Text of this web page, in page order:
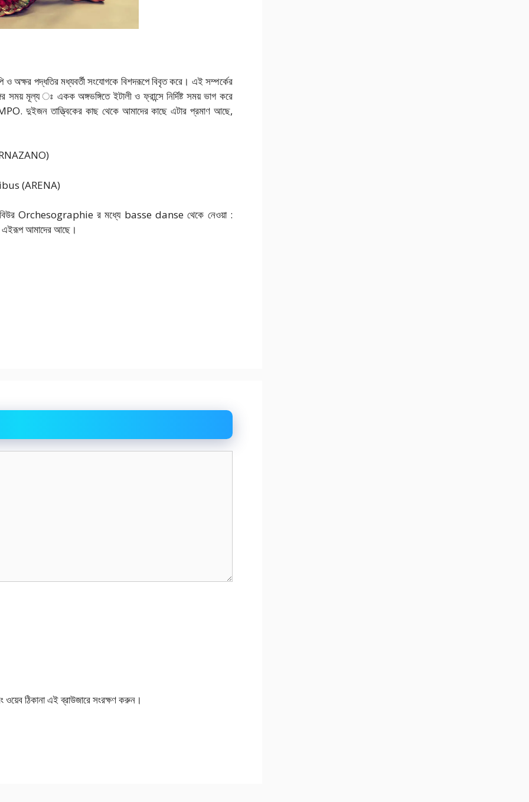
ও অক্ষর পদ্ধতির মধ্যবর্তী সংযোগকে বিশদরূপে বিবৃত করে। এই সম্পর্কের
সময় মূল্য ঃ একক অঙ্গভঙ্গিতে ইটালী ও ফ্রান্সে নির্দিষ্ট সময় ভাগ করে
দুইজন তাত্ত্বিকের কাছ থেকে আমাদের কাছে এটার প্রমাণ আছে,
(ARENA)
Orchesographie র মধ্যে basse danse থেকে নেওয়া :
এইরূপ আমাদের আছে।
ওয়েব ঠিকানা এই ব্রাউজারে সংরক্ষণ করুন।